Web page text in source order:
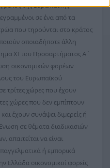
μέλος της Ευρωπαϊκής
σε ένα από τα
που τηρούνται στο κράτος
οποιαδήποτε άλλη
XI του Προσαρτήματος Α΄
οικονομικών φορέων
του Ευρωπαϊκού
τρίτες χώρες που έχουν
χώρες που δεν εμπίπτουν
έχουν συνάψει διμερείς ή
σε θέματα διαδικασιών
να είναι
ή εμπορικά
Ελλάδα οικονομικοί φορείς